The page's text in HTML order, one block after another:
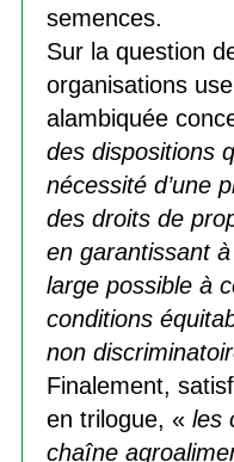
semences.
Sur la question
organisations
alambiquée
des dispositions
nécessité d’une
des droits de
en garantissant
large possible à
conditions
non
Finalement,
en trilogue, « les
chaîne